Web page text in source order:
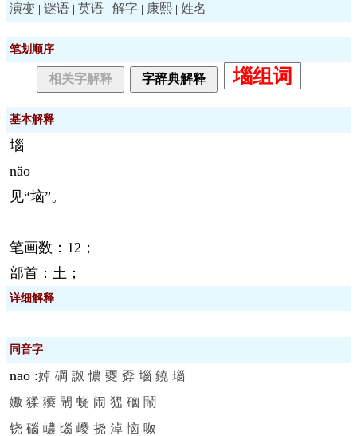
演变 | 谜语 | 英语 | 解字 | 康熙 | 姓名
笔划顺序
相关字解释 字辞典解释 堖组词
基本解释
堖
nǎo
见“垴”。
笔画数：12；
部首：土；
详细解释
同音字
nao :婥 碙 詉 憹 夒 孬 堖 鐃 瑙
嫐 猱 獿 閙 蛲 闹 峱 硇 鬧
铙 碯 嶩 匘 巎 挠 淖 恼 呶